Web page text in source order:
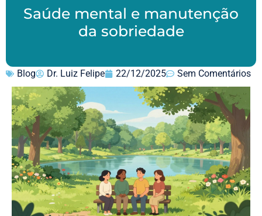
Saúde mental e manutenção
da sobriedade
Blog Dr. Luiz Felipe 22/12/2025 Sem Comentários